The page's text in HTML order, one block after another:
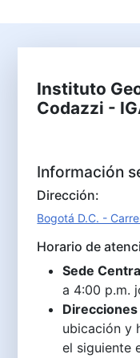
Instituto
Codazzi -
Información
Dirección:
Bogotá D.C. -
Horario de
Sede
a 4:00 p.m.
ubicación y
el siguiente